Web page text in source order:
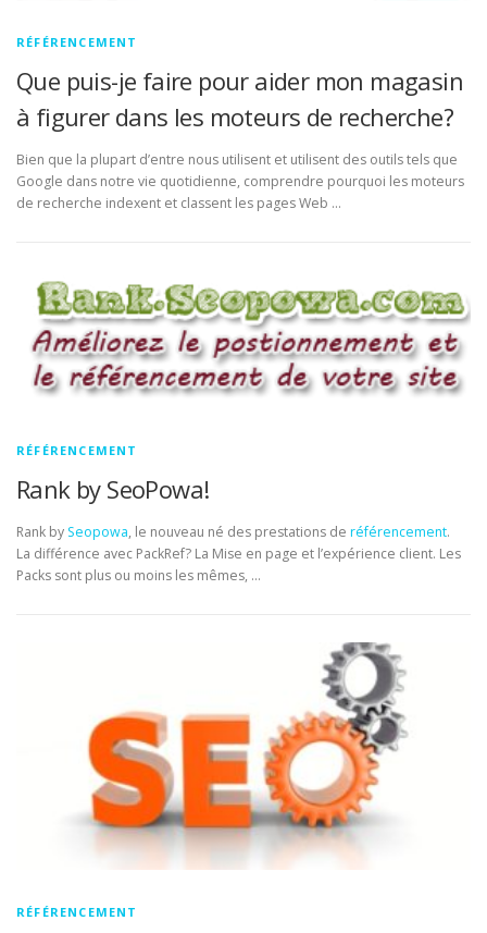
RÉFÉRENCEMENT
Que puis-je faire pour aider mon magasin
à figurer dans les moteurs de recherche?
Bien que la plupart d’entre nous utilisent et utilisent des outils tels que
Google dans notre vie quotidienne, comprendre pourquoi les moteurs
de recherche indexent et classent les pages Web …
RÉFÉRENCEMENT
Rank by SeoPowa!
Rank by Seopowa, le nouveau né des prestations de référencement.
La différence avec PackRef? La Mise en page et l’expérience client. Les
Packs sont plus ou moins les mêmes, …
RÉFÉRENCEMENT